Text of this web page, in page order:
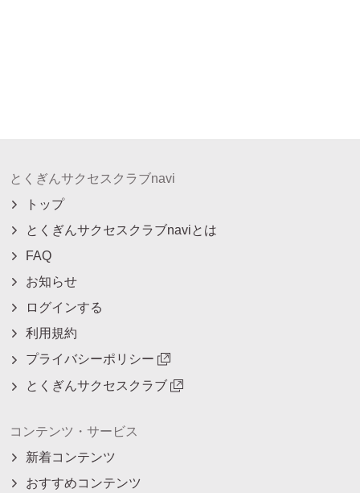
とくぎんサクセスクラブnavi
トップ
とくぎんサクセスクラブnaviとは
FAQ
お知らせ
ログインする
利用規約
プライバシーポリシー
とくぎんサクセスクラブ
コンテンツ・サービス
新着コンテンツ
おすすめコンテンツ